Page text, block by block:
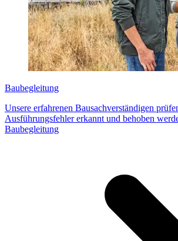
Baubegleitung
Unsere erfahrenen Bausachverständigen
Ausführungsfehler erkannt und behoben
Baubegleitung